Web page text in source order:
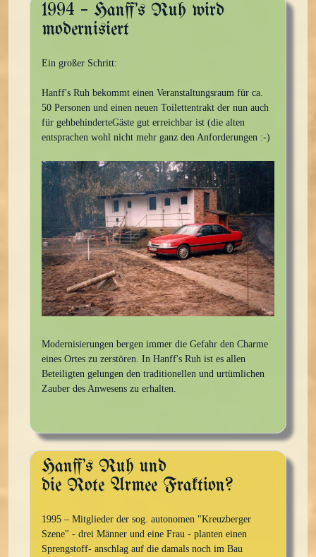
1994 – Hanff's Ruh wird
modernisiert
Ein großer Schritt:
Hanff's Ruh bekommt einen Veranstaltungsraum für ca.
50 Personen und einen neuen Toilettentrakt der nun auch
für gehbehinderteGäste gut erreichbar ist (die alten
entsprachen wohl nicht mehr ganz den Anforderungen :-)
Modernisierungen bergen immer die Gefahr den Charme
eines Ortes zu zerstören. In Hanff's Ruh ist es allen
Beteiligten gelungen den traditionellen und urtümlichen
Zauber des Anwesens zu erhalten.
Hanff's Ruh und
die Rote Armee Fraktion?
1995 – Mitglieder der sog. autonomen "Kreuzberger
Szene" - drei Männer und eine Frau - planten einen
Sprengstoff- anschlag auf die damals noch im Bau